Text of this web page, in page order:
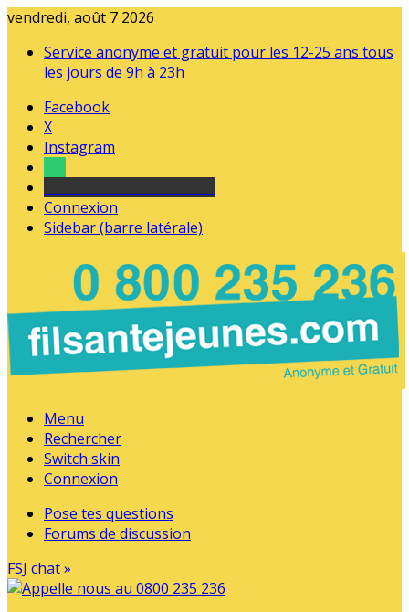
vendredi, août 7 2026
Service anonyme et gratuit pour les 12-25 ans tous
les jours de 9h à 23h
Facebook
X
Instagram
Connexion
Sidebar (barre latérale)
Menu
Rechercher
Switch skin
Connexion
Pose tes questions
Forums de discussion
FSJ chat »